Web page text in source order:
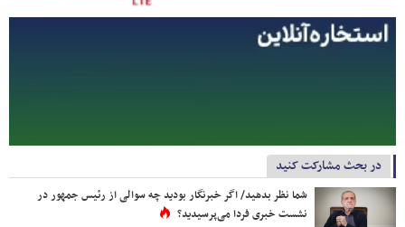
در بحث مشارکت کنید
شما نظر بدهید/ اگر خبرنگار بودید چه سوالی از رئیس جمهور در
نشست خبری فردا می‌پرسیدید؟